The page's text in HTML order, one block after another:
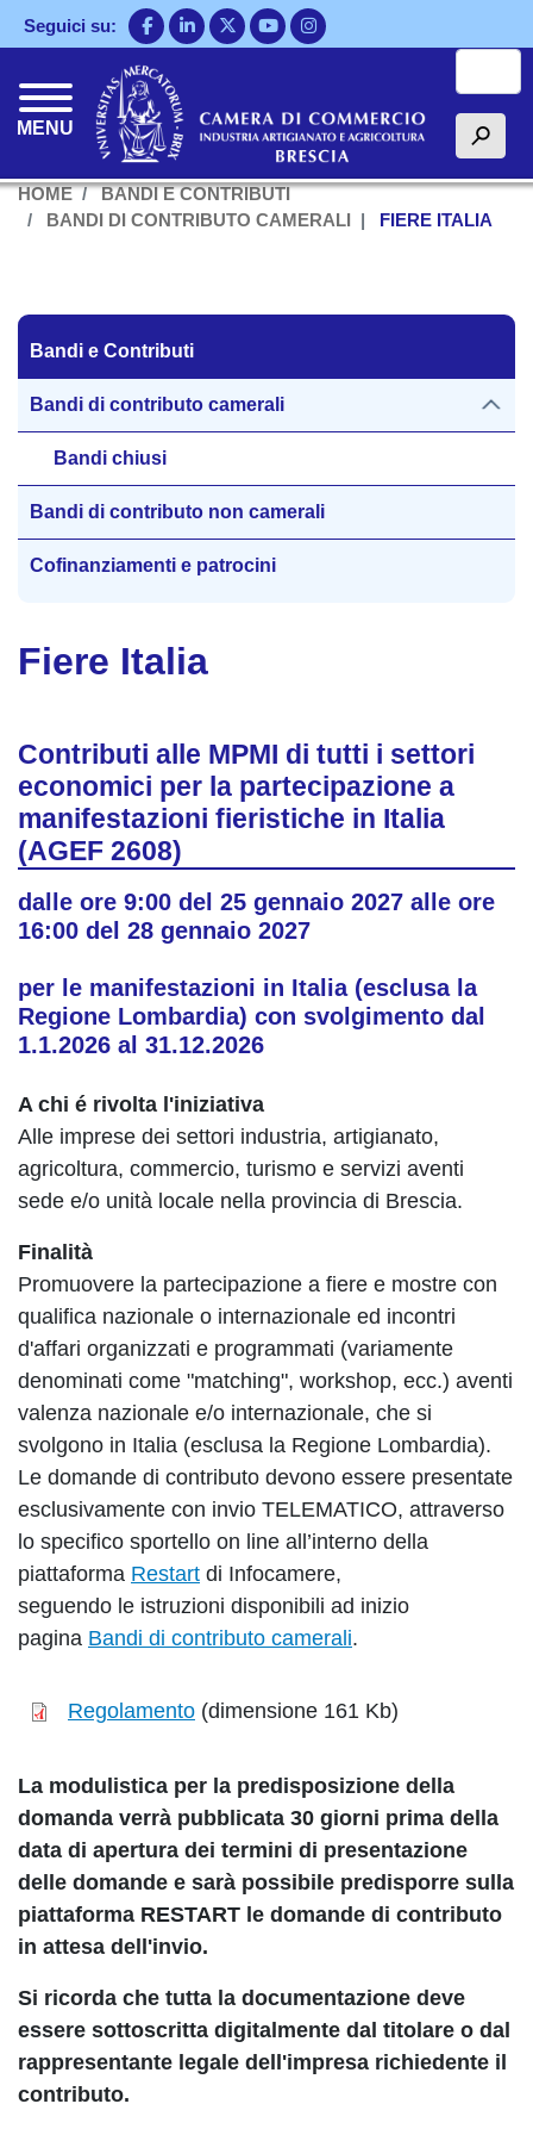
Salta
al
Seguici su:
MENU h
HOME
BANDI E CONTRIBUTI
BANDI DI CONTRIBUTO CAMERALI
FIERE ITALIA
Fiere Italia
Contributi alle MPMI di tutti i settori
economici per la partecipazione a
manifestazioni fieristiche in Italia
(AGEF 2608)
dalle ore 9:00 del 25 gennaio 2027 alle ore
16:00 del 28 gennaio 2027
per le manifestazioni in Italia (esclusa la
Regione Lombardia) con svolgimento dal
1.1.2026 al 31.12.2026
A chi é rivolta l'iniziativa
Alle imprese dei settori industria, artigianato,
agricoltura, commercio, turismo e servizi aventi
sede e/o unità locale nella provincia di Brescia.
Finalità
Promuovere la partecipazione a fiere e mostre con
qualifica nazionale o internazionale ed incontri
d'affari organizzati e programmati (variamente
denominati come "matching", workshop, ecc.) aventi
valenza nazionale e/o internazionale, che si
svolgono in Italia (esclusa la Regione Lombardia).
Le domande di contributo devono essere presentate
esclusivamente con invio TELEMATICO, attraverso
lo specifico sportello on line all’interno della
piattaforma Restart di Infocamere,
seguendo le istruzioni disponibili ad inizio
pagina Bandi di contributo camerali.
Regolamento (dimensione 161 Kb)
La modulistica per la predisposizione della
domanda verrà pubblicata 30 giorni prima della
data di apertura dei termini di presentazione
delle domande e sarà possibile predisporre sulla
piattaforma RESTART le domande di contributo
in attesa dell'invio.
Si ricorda che tutta la documentazione deve
essere sottoscritta digitalmente dal titolare o dal
rappresentante legale dell'impresa richiedente il
contributo.
Bandi e Contributi
Bandi e Contributi
Bandi di contributo camerali
Bandi chiusi
Bandi di contributo non camerali
Cofinanziamenti e patrocini